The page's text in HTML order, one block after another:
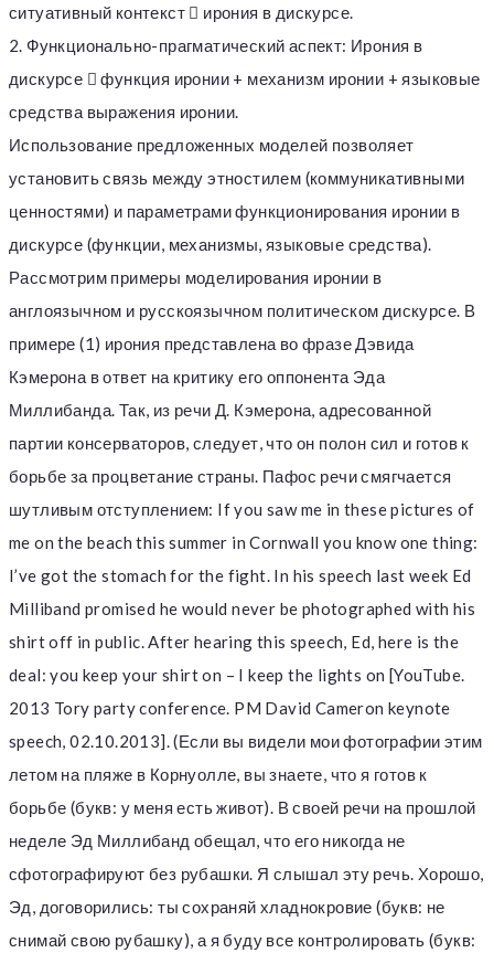
ситуативный контекст  ирония в дискурсе.
2. Функционально-прагматический аспект: Ирония в
дискурсе  функция иронии + механизм иронии + языковые
средства выражения иронии.
Использование предложенных моделей позволяет
установить связь между этностилем (коммуникативными
ценностями) и параметрами функционирования иронии в
дискурсе (функции, механизмы, языковые средства).
Рассмотрим примеры моделирования иронии в
англоязычном и русскоязычном политическом дискурсе. В
примере (1) ирония представлена во фразе Дэвида
Кэмерона в ответ на критику его оппонента Эда
Миллибанда. Так, из речи Д. Кэмерона, адресованной
партии консерваторов, следует, что он полон сил и готов к
борьбе за процветание страны. Пафос речи смягчается
шутливым отступлением: If you saw me in these pictures of
me on the beach this summer in Cornwall you know one thing:
I’ve got the stomach for the fight. In his speech last week Ed
Milliband promised he would never be photographed with his
shirt off in public. After hearing this speech, Ed, here is the
deal: you keep your shirt on – I keep the lights on [YouTube.
2013 Tory party conference. PM David Cameron keynote
speech, 02.10.2013]. (Если вы видели мои фотографии этим
летом на пляже в Корнуолле, вы знаете, что я готов к
борьбе (букв: у меня есть живот). В своей речи на прошлой
неделе Эд Миллибанд обещал, что его никогда не
сфотографируют без рубашки. Я слышал эту речь. Хорошо,
Эд, договорились: ты сохраняй хладнокровие (букв: не
снимай свою рубашку), а я буду все контролировать (букв: